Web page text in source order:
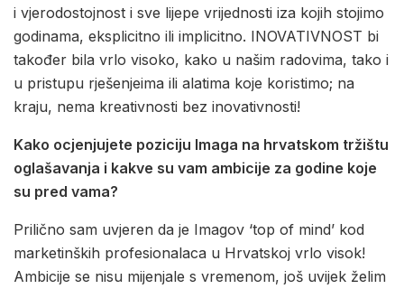
i vjerodostojnost i sve lijepe vrijednosti iza kojih stojimo
godinama, eksplicitno ili implicitno. INOVATIVNOST bi
također bila vrlo visoko, kako u našim radovima, tako i
u pristupu rješenjeima ili alatima koje koristimo; na
kraju, nema kreativnosti bez inovativnosti!
Kako ocjenjujete poziciju Imaga na hrvatskom tržištu
oglašavanja i kakve su vam ambicije za godine koje
su pred vama?
Prilično sam uvjeren da je Imagov ‘top of mind’ kod
marketinških profesionalaca u Hrvatskoj vrlo visok!
Ambicije se nisu mijenjale s vremenom, još uvijek želim